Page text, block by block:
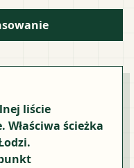
liście
ścieżka